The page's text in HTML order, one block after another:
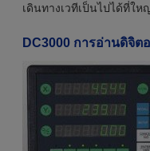
เดินทางเวทีเป็นไปได้ที่ใ
DC3000 การอ่านดิจิต